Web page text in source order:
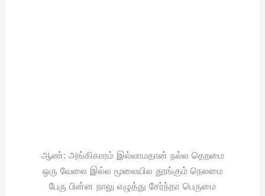
ஆண்: அங்கிகாரம் இல்லாமதான் நல்ல தெறமை
ஒரு வேலை இல்ல மூலையில தூங்கும் நெலமை
பேரு பின்ன நாலு எழுத்து சேர்ந்தா பெருமை